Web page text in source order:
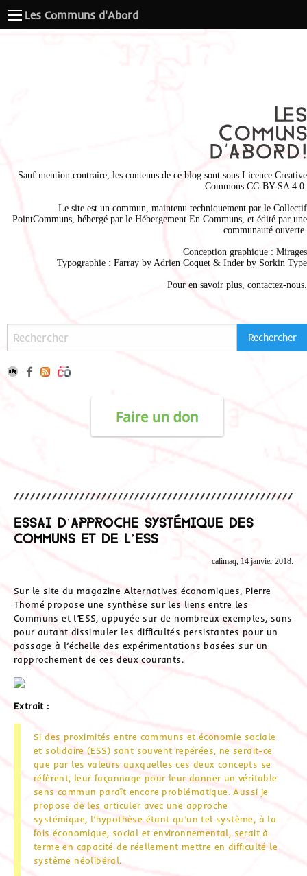
Les Communs d'Abord
Sauf mention contraire, les contenus de ce blog sont sous Licence Creative
Commons CC-BY-SA 4.0
Le site est un commun, maintenu techniquement par le Collectif
PointCommuns , hébergé par le Hébergement En Communs , et édité par une
communauté ouverte.
Conception graphique : Mirages
Typographie : Farray by Adrien Coquet & Inder by Sorkin Type
Pour en savoir plus, contactez-nous
Essai d’approche systémique des
Communs et de l’ESS
calimaq, 14 janvier 2018.
Sur le site du magazine Alternatives économiques, Pierre
Thomé propose une synthèse sur les liens entre les
Communs et l’ESS, appuyée sur de nombreux exemples, sans
pour autant dissimuler les difficultés persistantes pour un
passage à l’échelle des expérimentations basées sur un
rapprochement de ces deux courants.
Extrait :
Si des proximités entre communs et économie sociale
et solidaire (ESS) sont souvent repérées, ne serait-ce
que par les valeurs auxquelles ces deux concepts se
réfèrent, leur façonnage pour leur donner un véritable
sens commun paraît encore problématique. Aussi je
propose de les articuler avec une approche
systémique, l’hypothèse étant qu’un tel système, à la
fois économique, social et environnemental, serait à
terme en capacité de réellement mettre en difficulté le
système néolibéral.